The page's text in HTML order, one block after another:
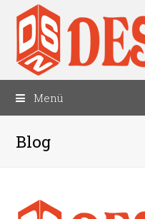
Menü
Blog